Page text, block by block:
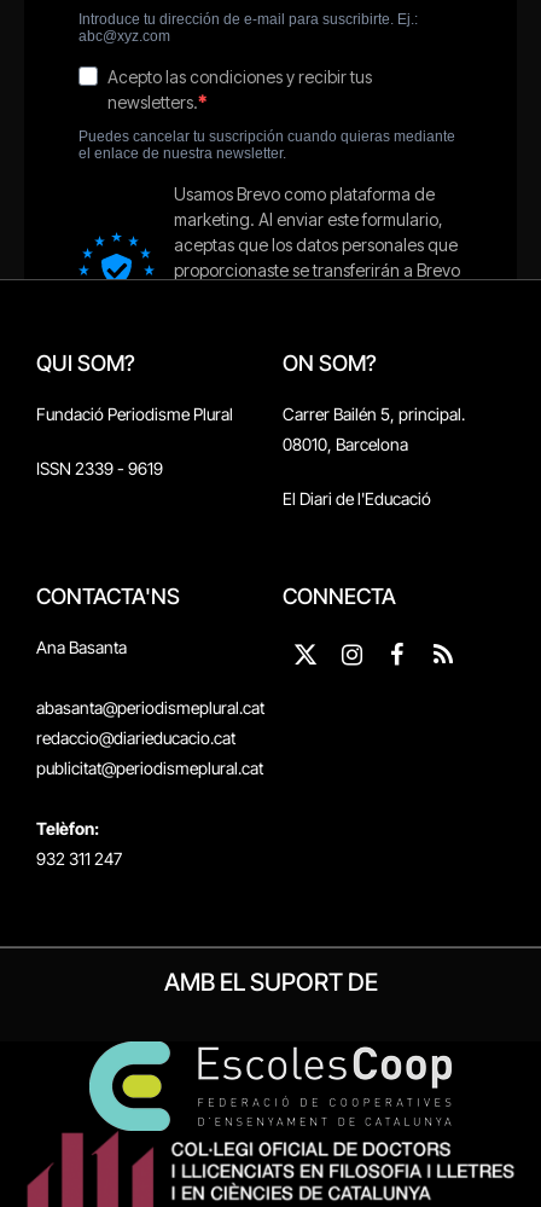
QUI SOM?
Fundació Periodisme Plural
ISSN 2339 - 9619
ON SOM?
Carrer Bailén 5, principal.
08010, Barcelona
El Diari de l'Educació
CONTACTA'NS
Ana Basanta
abasanta@periodismeplural.cat
redaccio@diarieducacio.cat
publicitat@periodismeplural.cat
Telèfon:
932 311 247
CONNECTA
X
Instagram
Facebook
RSS
AMB EL SUPORT DE